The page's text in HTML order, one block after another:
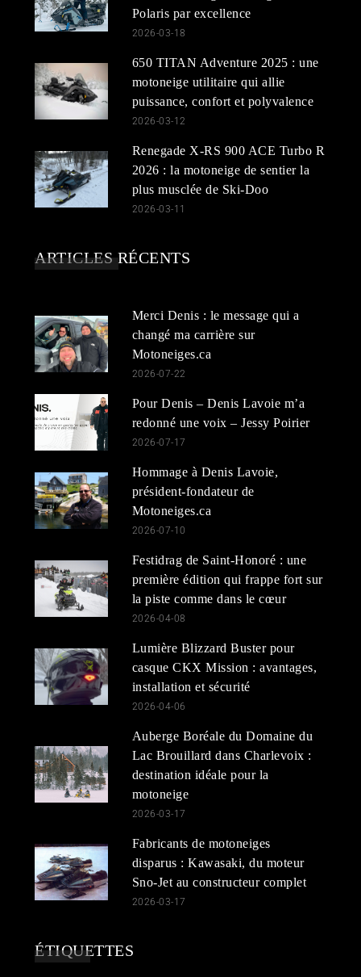
Polaris par excellence
2026-03-18
650 TITAN Adventure 2025 : une
motoneige utilitaire qui allie
puissance, confort et polyvalence
2026-03-12
Renegade X-RS 900 ACE Turbo R
2026 : la motoneige de sentier la
plus musclée de Ski-Doo
2026-03-11
ARTICLES RÉCENTS
Merci Denis : le message qui a
changé ma carrière sur
Motoneiges.ca
2026-07-22
Pour Denis – Denis Lavoie m’a
redonné une voix – Jessy Poirier
2026-07-17
Hommage à Denis Lavoie,
président-fondateur de
Motoneiges.ca
2026-07-10
Festidrag de Saint-Honoré : une
première édition qui frappe fort sur
la piste comme dans le cœur
2026-04-08
Lumière Blizzard Buster pour
casque CKX Mission : avantages,
installation et sécurité
2026-04-06
Auberge Boréale du Domaine du
Lac Brouillard dans Charlevoix :
destination idéale pour la
motoneige
2026-03-17
Fabricants de motoneiges
disparus : Kawasaki, du moteur
Sno-Jet au constructeur complet
2026-03-17
ÉTIQUETTES